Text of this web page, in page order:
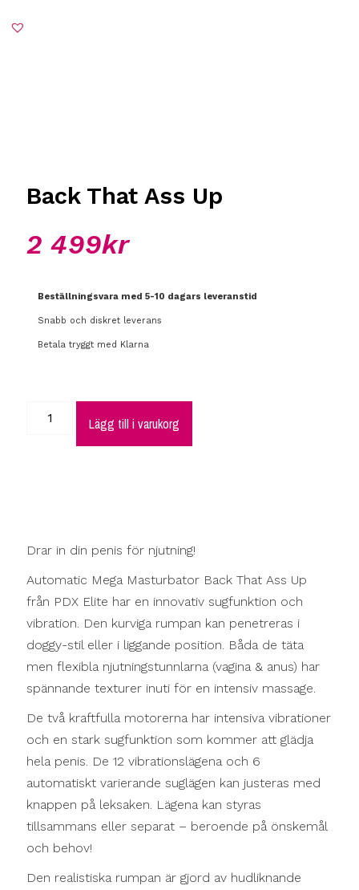
Back That Ass Up
2 499kr
Beställningsvara med 5-10 dagars leveranstid
Snabb och diskret leverans
Betala tryggt med Klarna
Lägg till i varukorg
Drar in din penis för njutning!
Automatic Mega Masturbator Back That Ass Up
från PDX Elite har en innovativ sugfunktion och
vibration. Den kurviga rumpan kan penetreras i
doggy-stil eller i liggande position. Båda de täta
men flexibla njutningstunnlarna (vagina & anus) har
spännande texturer inuti för en intensiv massage.
De två kraftfulla motorerna har intensiva vibrationer
och en stark sugfunktion som kommer att glädja
hela penis. De 12 vibrationslägena och 6
automatiskt varierande suglägen kan justeras med
knappen på leksaken. Lägena kan styras
tillsammans eller separat – beroende på önskemål
och behov!
Den realistiska rumpan är gjord av hudliknande